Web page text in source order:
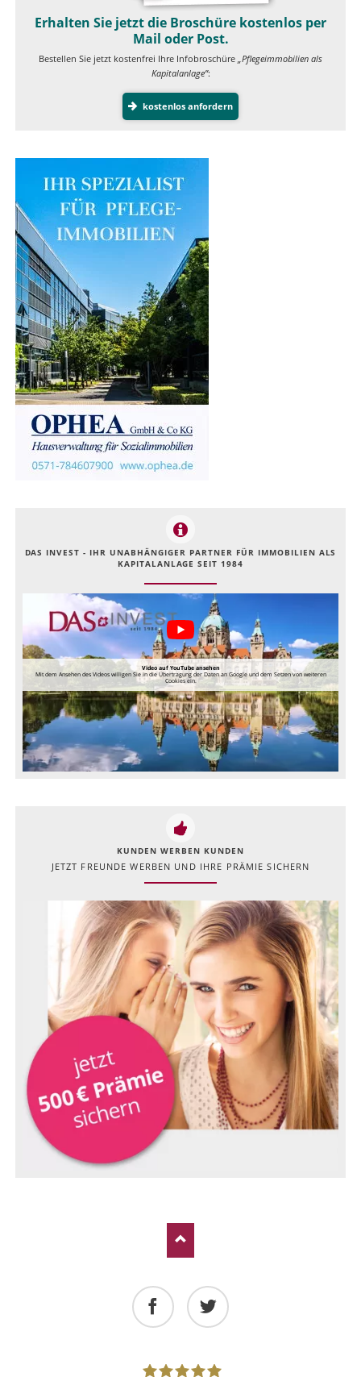
Erhalten Sie jetzt die Broschüre kostenlos per
Mail oder Post.
Bestellen Sie jetzt kostenfrei Ihre Infobroschüre „Pflegeimmobilien als
Kapitalanlage”:
kostenlos anfordern
DAS INVEST - IHR UNABHÄNGIGER PARTNER FÜR IMMOBILIEN ALS
KAPITALANLAGE SEIT 1984
Video auf YouTube ansehen
Mit dem Ansehen des Videos willigen Sie in die Übertragung der Daten an Google und dem Setzen von weiteren
Cookies ein.
KUNDEN WERBEN KUNDEN
JETZT FREUNDE WERBEN UND IHRE PRÄMIE SICHERN